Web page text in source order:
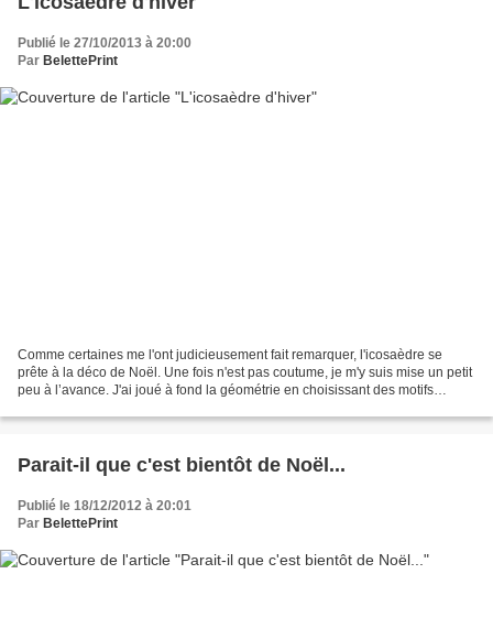
Publié le 27/10/2013 à 20:00
Par BelettePrint
Comme certaines me l'ont judicieusement fait remarquer, l'icosaèdre se
prête à la déco de Noël. Une fois n'est pas coutume, je m'y suis mise un petit
peu à l’avance. J'ai joué à fond la géométrie en choisissant des motifs
Parait-il que c'est bientôt de Noël...
Publié le 18/12/2012 à 20:01
Par BelettePrint